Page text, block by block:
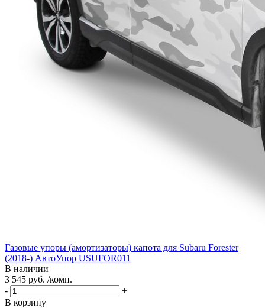
Газовые упоры (амортизаторы) капота для Subaru Forester
(2018-) АвтоУпор USUFOR011
В наличии
3 545 руб. /комп.
-
+
В корзину